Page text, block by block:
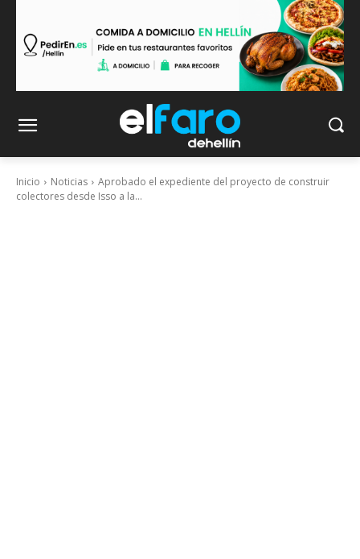
Inicio Noticias
Aprobado el expediente del proyecto de construir
colectores desde Isso a la...